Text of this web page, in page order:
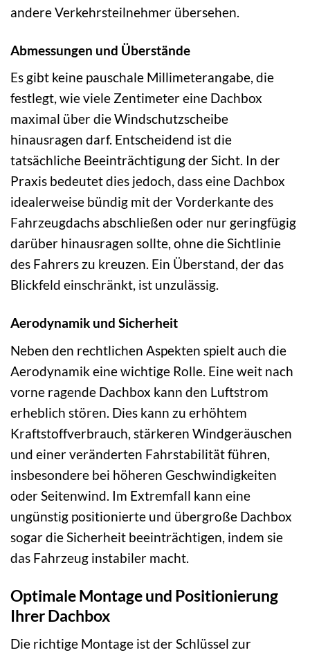
andere Verkehrsteilnehmer übersehen.
Abmessungen und Überstände
Es gibt keine pauschale Millimeterangabe, die
festlegt, wie viele Zentimeter eine Dachbox
maximal über die Windschutzscheibe
hinausragen darf. Entscheidend ist die
tatsächliche Beeinträchtigung der Sicht. In der
Praxis bedeutet dies jedoch, dass eine Dachbox
idealerweise bündig mit der Vorderkante des
Fahrzeugdachs abschließen oder nur geringfügig
darüber hinausragen sollte, ohne die Sichtlinie
des Fahrers zu kreuzen. Ein Überstand, der das
Blickfeld einschränkt, ist unzulässig.
Aerodynamik und Sicherheit
Neben den rechtlichen Aspekten spielt auch die
Aerodynamik eine wichtige Rolle. Eine weit nach
vorne ragende Dachbox kann den Luftstrom
erheblich stören. Dies kann zu erhöhtem
Kraftstoffverbrauch, stärkeren Windgeräuschen
und einer veränderten Fahrstabilität führen,
insbesondere bei höheren Geschwindigkeiten
oder Seitenwind. Im Extremfall kann eine
ungünstig positionierte und übergroße Dachbox
sogar die Sicherheit beeinträchtigen, indem sie
das Fahrzeug instabiler macht.
Optimale Montage und Positionierung
Ihrer Dachbox
Die richtige Montage ist der Schlüssel zur